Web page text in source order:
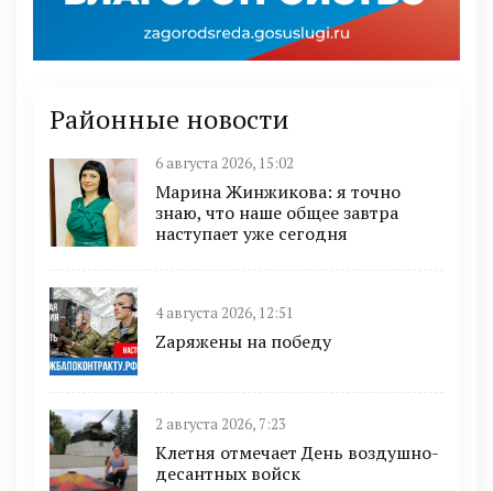
Районные новости
6 августа 2026, 15:02
Марина Жинжикова: я точно
знаю, что наше общее завтра
наступает уже сегодня
4 августа 2026, 12:51
Zаряжены на победу
2 августа 2026, 7:23
Клетня отмечает День воздушно-
десантных войск